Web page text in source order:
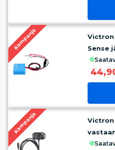
Kampanja
Sense
Kampanja
Victron